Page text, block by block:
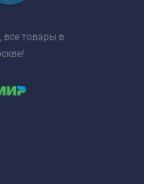
все товары в